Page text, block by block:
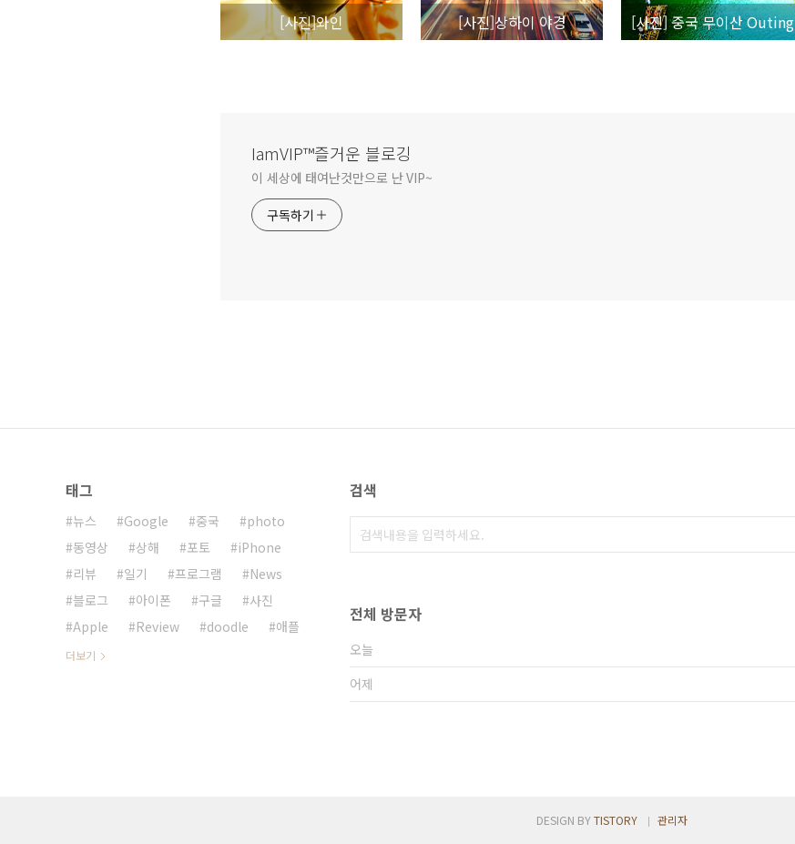
[사진]와인 [사진]상하이 야경 [사진] 중국 무이산 Outing
IamVIP™즐거운 블로깅
이 세상에 태여난것만으로 난 VIP~
구독하기
태그
뉴스 Google 중국
photo
동영상
상해 포토
iPhone
리뷰
일기 프로그램
News
블로그
아이폰 구글
사진
Apple
Review doodle 애플
더보기
검색
전체 방문자
오늘
어제
DESIGN BYTISTORY 관리자